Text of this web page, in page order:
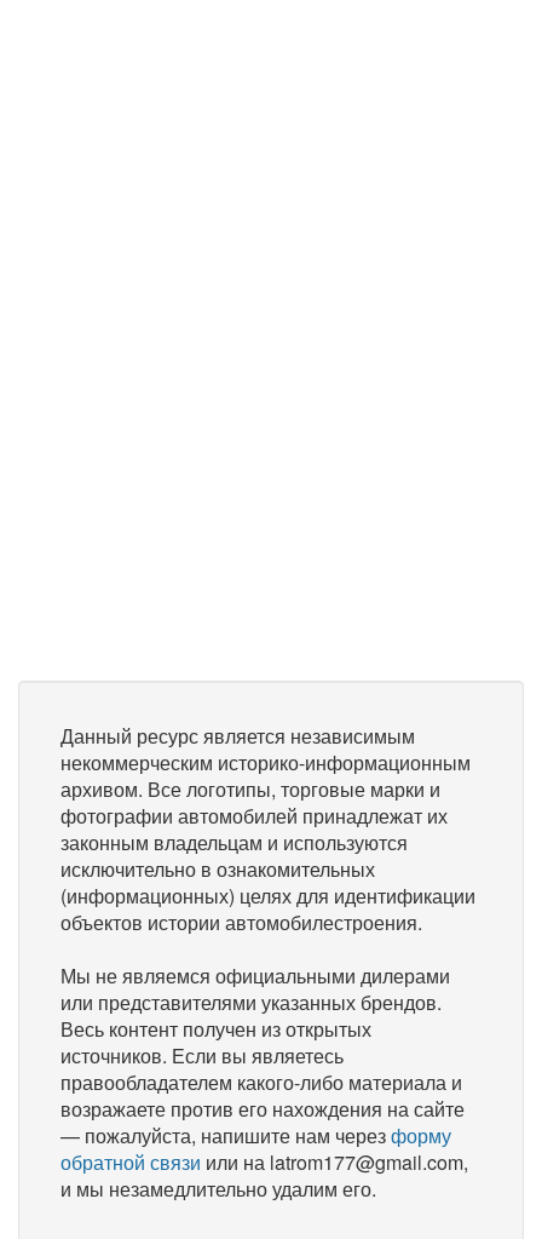
Данный ресурс является независимым
некоммерческим историко-информационным
архивом. Все логотипы, торговые марки и
фотографии автомобилей принадлежат их
законным владельцам и используются
исключительно в ознакомительных
(информационных) целях для идентификации
объектов истории автомобилестроения.
Мы не являемся официальными дилерами
или представителями указанных брендов.
Весь контент получен из открытых
источников. Если вы являетесь
правообладателем какого-либо материала и
возражаете против его нахождения на сайте
— пожалуйста, напишите нам черезформу
обратной связи или на latrom177@gmail.com,
и мы незамедлительно удалим его.